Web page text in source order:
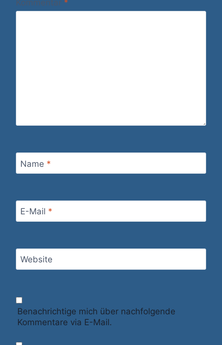
Kommentar *
Name *
E-Mail *
Website
Benachrichtige mich über nachfolgende
Kommentare via E-Mail.